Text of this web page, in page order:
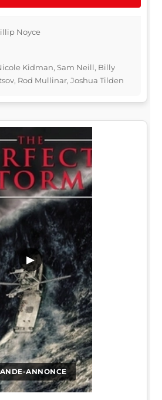
Noyce
Kidman, Sam Neill, Billy
Rod Mullinar, Joshua Tilden
ANNONCE
▶